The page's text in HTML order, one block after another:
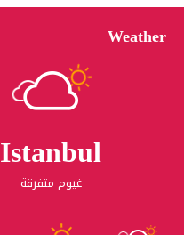
Weather
Istanbul
غيوم متفرقة